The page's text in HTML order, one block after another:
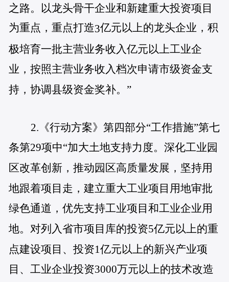
之路。以龙头骨干企业和新建重大投资项目
为重点，重点打造3亿元以上的龙头企业，积
极培育一批主营业务收入亿元以上工业企
业 ，按照主营业务收入档次申请市级资金支
持，协调县级资金奖补。”
2. 《行动方案》第四部分“工作措施”第七
条第29项中“加大土地支持力度。深化工业园
区改革创新，推动园区高质量发展，坚持用
地跟着项目走，建立重大工业项目用地审批
绿色通道，优先支持工业项目和工业企业用
地。对列入省市项目库的投资5亿元以上的重
点建设项目、投资1亿元以上的新兴产业项
目、工业企业投资3000万元以上的技术改造